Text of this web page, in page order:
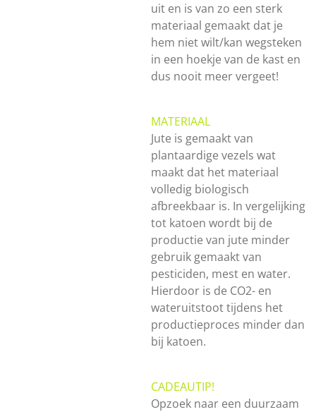
uit en is van zo een sterk
materiaal gemaakt dat je
hem niet wilt/kan wegsteken
in een hoekje van de kast en
dus nooit meer vergeet!
MATERIAAL
Jute is gemaakt van
plantaardige vezels wat
maakt dat het materiaal
volledig biologisch
afbreekbaar is. In vergelijking
tot katoen wordt bij de
productie van jute minder
gebruik gemaakt van
pesticiden, mest en water.
Hierdoor is de CO2- en
wateruitstoot tijdens het
productieproces minder dan
bij katoen.
CADEAUTIP!
Opzoek naar een duurzaam